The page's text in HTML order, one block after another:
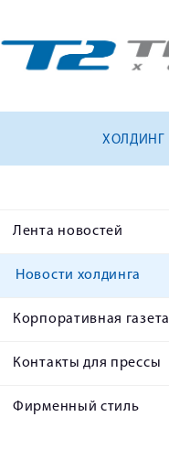
ХОЛДИНГ
Лента новостей
Новости холдинга
Корпоративная газета
Контакты для прессы
Фирменный стиль